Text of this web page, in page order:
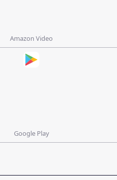
Amazon Video
Google Play